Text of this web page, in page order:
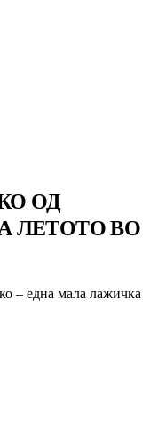
ОД
ЛЕТОТО ВО
– една мала лажичка